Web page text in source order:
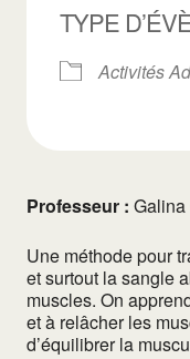
TYPE
Activités
Professeur : Galina
Une méthode pour
et surtout la sangle
muscles. On
et à relâcher les
d’équilibrer la